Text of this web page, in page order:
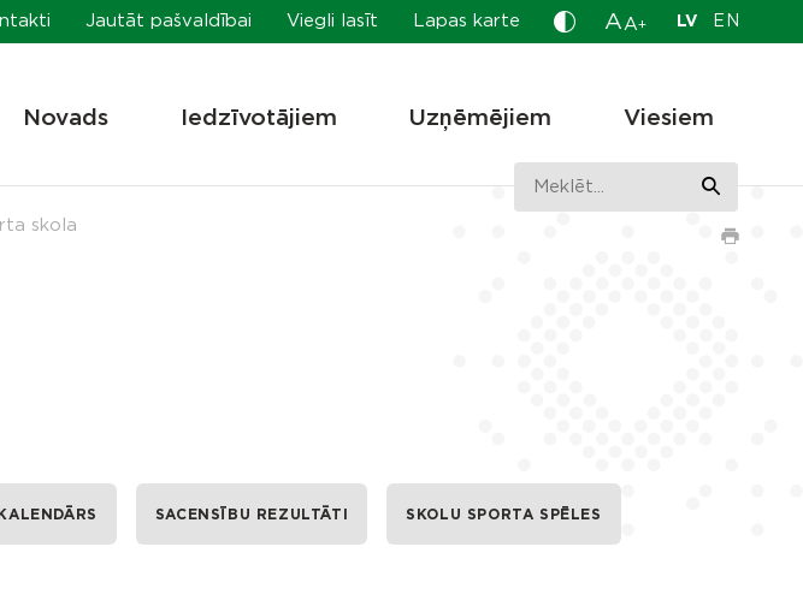
Jautāt pašvaldībai Viegli lasīt Lapas karte A A+ LV EN
Novads Iedzīvotājiem Uzņēmējiem Viesiem
skola
SACENSĪBU REZULTĀTI SKOLU SPORTA SPĒLES